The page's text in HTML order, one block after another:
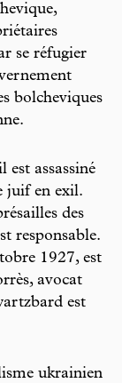
se réfugier
bolcheviques
assassiné
juif en exil.
des
responsable.
1927, est
avocat
est
ukrainien